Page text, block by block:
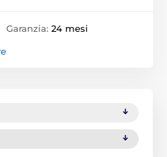
Garanzia: 24 mesi